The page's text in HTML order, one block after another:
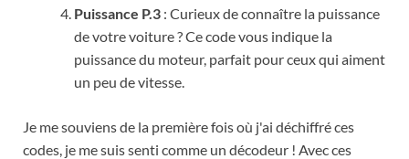
Puissance P.3 : Curieux de connaître la puissance
de votre voiture ? Ce code vous indique la
puissance du moteur, parfait pour ceux qui aiment
un peu de vitesse.
Je me souviens de la première fois où j'ai déchiffré ces
codes, je me suis senti comme un décodeur ! Avec ces